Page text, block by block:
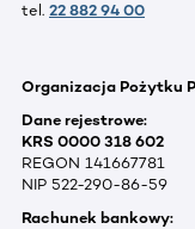
tel. 22 882 94 00
Organizacja Pożytku
Dane rejestrowe:
KRS 0000 318 602
REGON 141667781
NIP 522-290-86-59
Rachunek bankowy: